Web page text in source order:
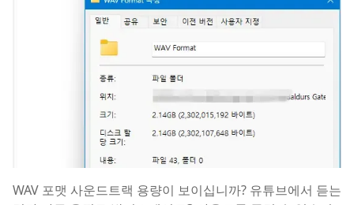
WAV 포맷 사운드트랙 용량이 보이십니까? 유튜브에서 듣는